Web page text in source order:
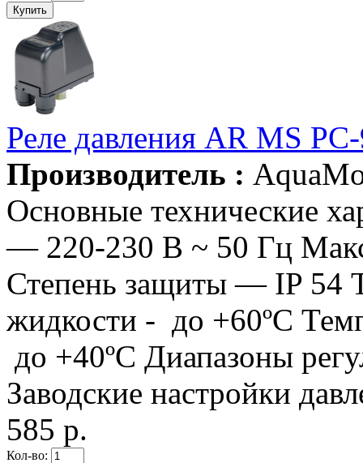
Реле давления AR MS
Производитель :
Основные технические
— 220-230 В ~ 50 Гц
Степень защиты — IP 54
жидкости - до +60ºС
до +40ºС Диапазоны
Заводские настройки
585 р.
Кол-во: